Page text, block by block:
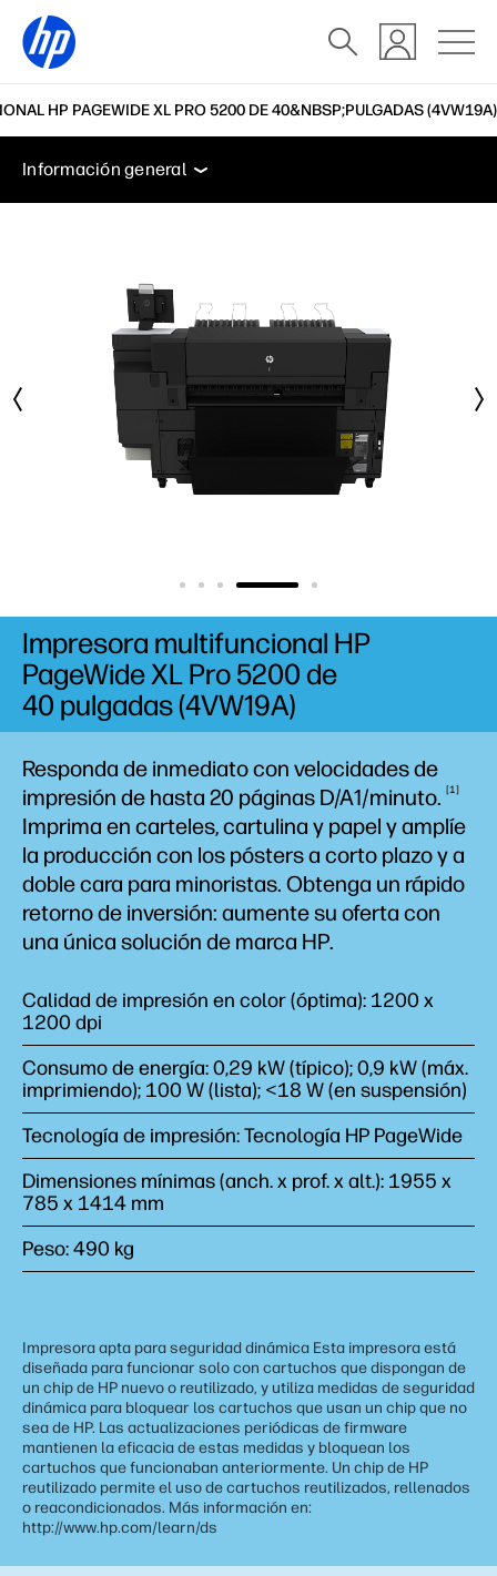
HP PAGEWIDE XL PRO 5200 DE 40&NBSP;PULGADAS (4VW19A)
Información general Especificaciones
Accesorios
Información general
Responda de inmediato con velocidades de
impresión de hasta 20 páginas D/A1/minuto. 1
Imprima en carteles, cartulina y papel y amplíe
la producción con los pósters a corto plazo y a
doble cara para minoristas. Obtenga un rápido
retorno de inversión: aumente su oferta con
una única solución de marca HP.
Calidad de impresión en color (óptima): 1200 x
1200 dpi
Consumo de energía: 0,29 kW (típico); 0,9 kW (máx.
imprimiendo); 100 W (lista); <18 W (en suspensión)
Tecnología de impresión: Tecnología HP PageWide
Dimensiones mínimas (anch. x prof. x alt.): 1955 x
785 x 1414 mm
Peso: 490 kg
Impresora apta para seguridad dinámica Esta impresora está
diseñada para funcionar solo con cartuchos que dispongan de
un chip de HP nuevo o reutilizado, y utiliza medidas de seguridad
dinámica para bloquear los cartuchos que usan un chip que no
sea de HP. Las actualizaciones periódicas de firmware
mantienen la eficacia de estas medidas y bloquean los
cartuchos que funcionaban anteriormente. Un chip de HP
reutilizado permite el uso de cartuchos reutilizados, rellenados
o reacondicionados. Más información en:
http://www.hp.com/learn/ds
Impresora multifuncional HP
PageWide XL Pro 5200 de
40 pulgadas (4VW19A)